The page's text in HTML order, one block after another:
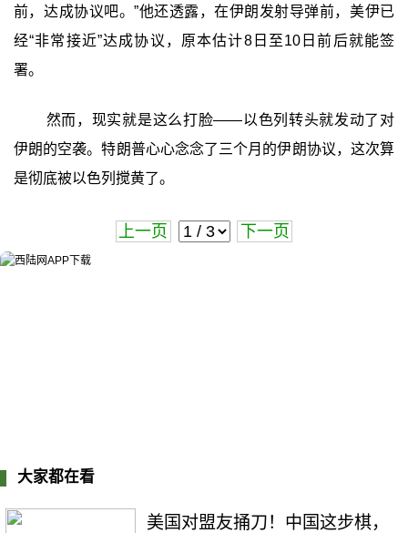
前，达成协议吧。”他还透露，在伊朗发射导弹前，美伊已
经“非常接近”达成协议，原本估计8日至10日前后就能签
署。
然而，现实就是这么打脸——以色列转头就发动了对
伊朗的空袭。特朗普心心念念了三个月的伊朗协议，这次算
是彻底被以色列搅黄了。
上一页 下一页
大家都在看
美国对盟友捅刀！中国这步棋，